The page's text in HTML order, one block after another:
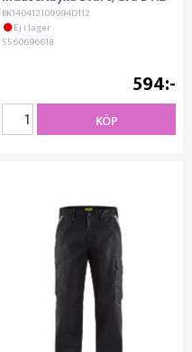
BK140412109994D112
Ej i lager
5560696618
594
KÖP